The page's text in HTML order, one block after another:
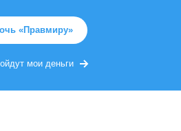
«Правмиру»
мои деньги